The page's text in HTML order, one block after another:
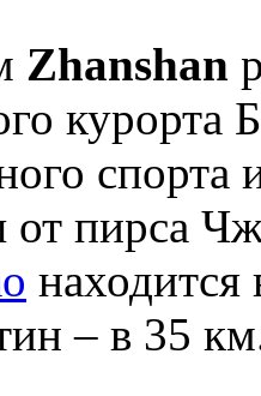
Zhanshan
курорта
от пирса
– в 35